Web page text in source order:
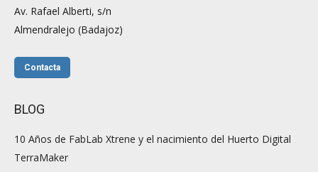
Av. Rafael Alberti, s/n
Almendralejo (Badajoz)
Contacta
BLOG
10 Años de FabLab Xtrene y el nacimiento del Huerto Digital
TerraMaker